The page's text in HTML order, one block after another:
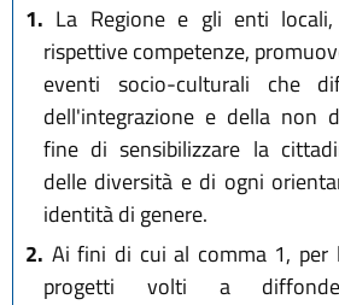
1. La Regione e gli enti locali,
rispettive competenze,
eventi socio-culturali che
dell'integrazione e della non
fine di sensibilizzare la
delle diversità e di ogni
identità di genere.
2. Ai fini di cui al comma 1, per
progetti volti a